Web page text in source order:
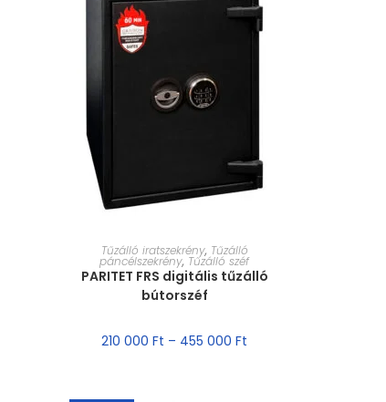
MÉRET VÁLASZTÁSA
Tűzálló iratszekrény, Tűzálló
páncélszekrény, Tűzálló széf
PARITET FRS digitális tűzálló
bútorszéf
210 000Ft – 455 000Ft